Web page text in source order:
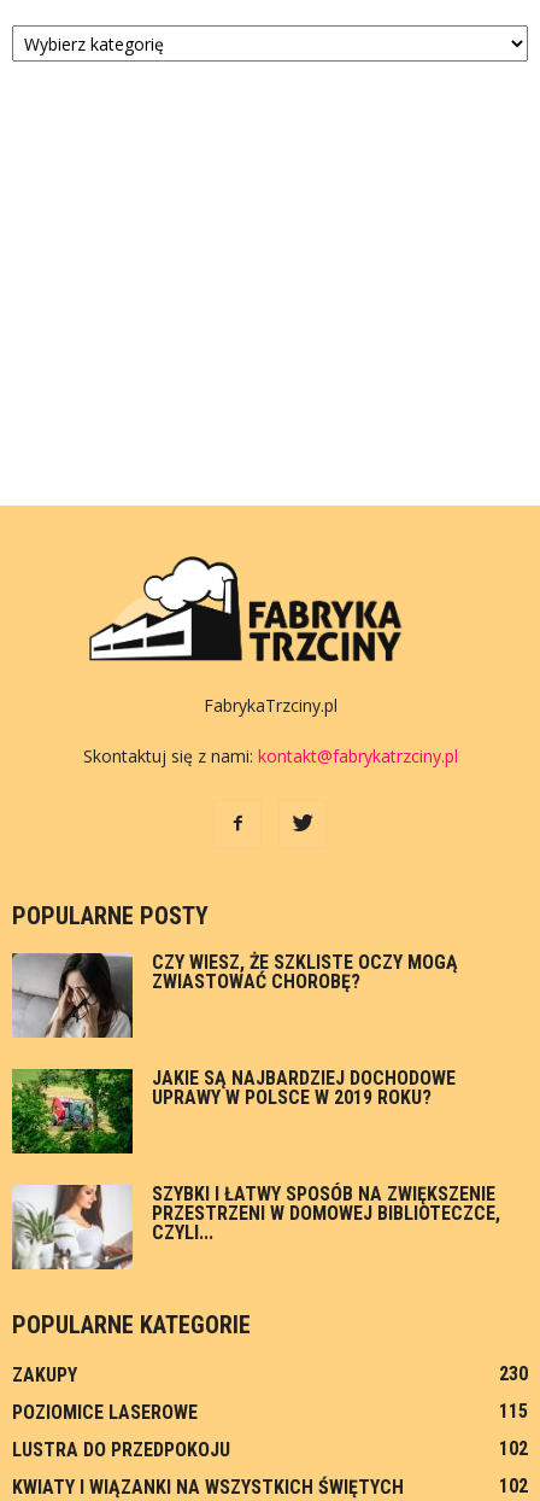
Kategorie
FabrykaTrzciny.pl
Skontaktuj się z nami: kontakt@fabrykatrzciny.pl
POPULARNE POSTY
CZY WIESZ, ŻE SZKLISTE OCZY MOGĄ
ZWIASTOWAĆ CHOROBĘ?
JAKIE SĄ NAJBARDZIEJ DOCHODOWE
UPRAWY W POLSCE W 2019 ROKU?
SZYBKI I ŁATWY SPOSÓB NA ZWIĘKSZENIE
PRZESTRZENI W DOMOWEJ BIBLIOTECZCE,
CZYLI...
POPULARNE KATEGORIE
ZAKUPY
230
POZIOMICE LASEROWE
115
LUSTRA DO PRZEDPOKOJU
102
KWIATY I WIĄZANKI NA WSZYSTKICH ŚWIĘTYCH
102